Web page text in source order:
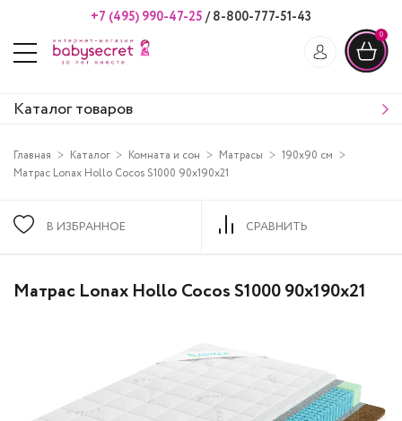
+7 (495) 990-47-25 /8-800-777-51-43
0
Каталог товаров
Главная Каталог Комната и сон Матрасы
190х90 см
Матрас Lonax Hollo Cocos S1000 90х190х21
В ИЗБРАННОЕ СРАВНИТЬ
Матрас Lonax Hollo Cocos S1000 90х190х21